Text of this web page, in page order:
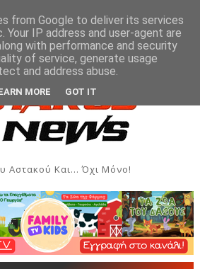
Αστακό ΠΟΛΙΤΙΣΜΌΣ Σήμερα η
Αστακού Και... Όχι Μόνο!
from Google to deliver its services
Your IP address and user-agent are
with performance and security
of service, generate usage
and address abuse.
MORE GOT IT